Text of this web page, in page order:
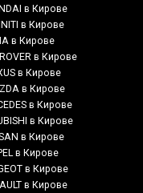
в Кирове
в Кирове
в Кирове
в Кирове
в Кирове
в Кирове
в Кирове
в Кирове
в Кирове
в Кирове
в Кирове
в Кирове